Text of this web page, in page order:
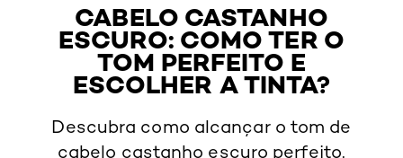
CABELO CASTANHO
ESCURO: COMO TER O
TOM PERFEITO E
ESCOLHER A TINTA?
Descubra como alcançar o tom de
cabelo castanho escuro perfeito.